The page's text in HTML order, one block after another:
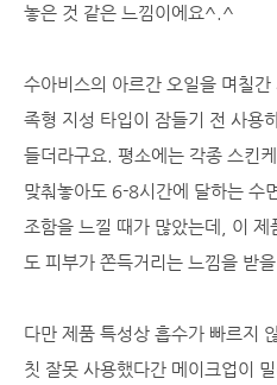
놓은 것 같은 느낌이에요^.^
수아비스의 아르간 오일을 며칠
족형 지성 타입이 잠들기 전 사용
들더라구요. 평소에는 각종 스킨
맞춰놓아도 6-8시간에 달하는 수
조함을 느낄 때가 많았는데, 이 제
도 피부가 쫀득거리는 느낌을 받
다만 제품 특성상 흡수가 빠르지
칫 잘못 사용했다간 메이크업이